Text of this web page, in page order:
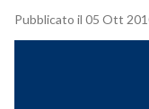
Pubblicato il 05 Ott